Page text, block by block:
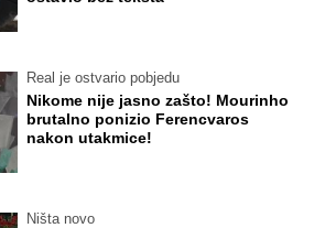
Real je ostvario pobjedu
Nikome nije jasno zašto! Mourinho
brutalno ponizio Ferencvaros
nakon utakmice!
Ništa novo